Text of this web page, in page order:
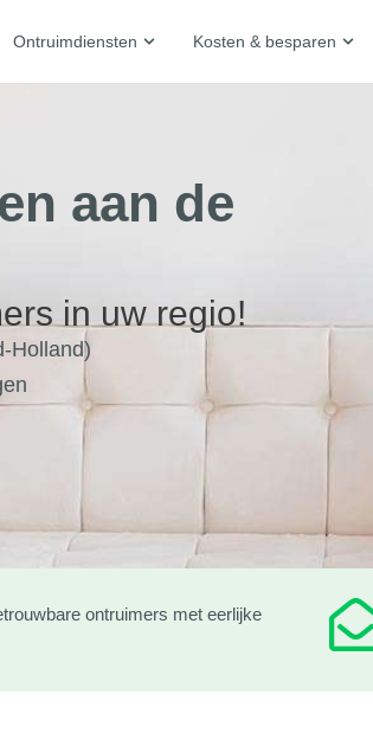
Ontruimdiensten Kosten & besparen
aan de
in uw regio!
Holland)
ontruimers met eerlijke